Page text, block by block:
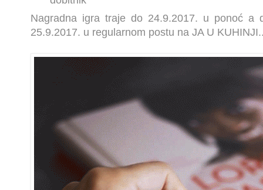
Nagradna igra traje do 24.9.2017. u ponoć a
25.9.2017. u regularnom postu na JA U